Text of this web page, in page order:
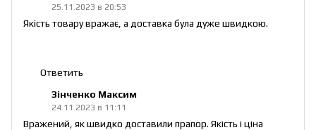
25.11.2023 в 20:53
Якість товару вражає, а доставка була дуже швидкою.
Ответить
Зінченко Максим
24.11.2023 в 11:11
Вражений, як швидко доставили прапор. Якість і ціна